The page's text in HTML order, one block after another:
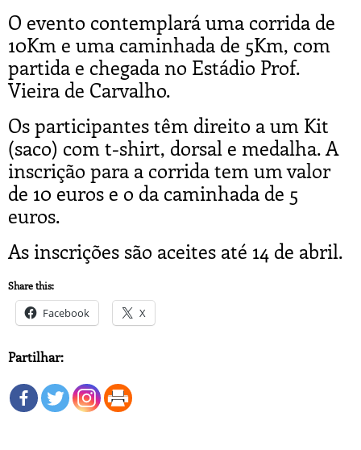
O evento contemplará uma corrida de
10Km e uma caminhada de 5Km, com
partida e chegada no Estádio Prof.
Vieira de Carvalho.
Os participantes têm direito a um Kit
(saco) com t-shirt, dorsal e medalha. A
inscrição para a corrida tem um valor
de 10 euros e o da caminhada de 5
euros.
As inscrições são aceites até 14 de abril.
Share this:
Facebook X
Partilhar: